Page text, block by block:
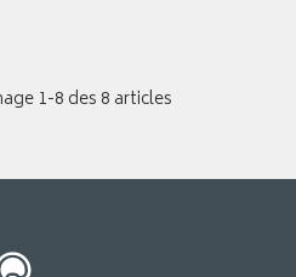
1-8 des 8 articles